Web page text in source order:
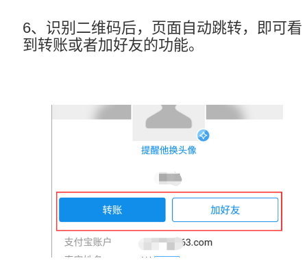
6、识别二维码后，页面自动跳转，即可看
到转账或者加好友的功能。